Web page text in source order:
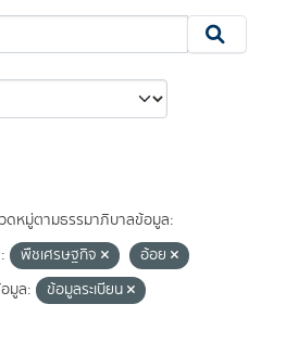
ดหมู่ตามธรรมาภิบาลข้อมูล:
พืชเศรษฐกิจ
อ้อย
มูล:
ข้อมูลระเบียน